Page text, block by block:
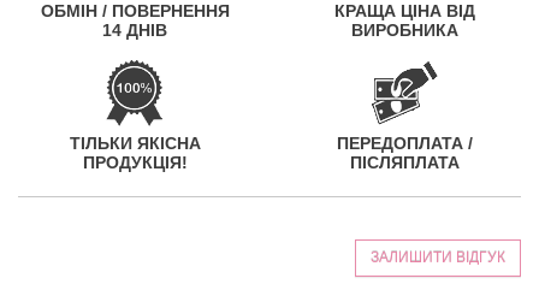
ОБМІН / ПОВЕРНЕННЯ
14 ДНІВ
КРАЩА ЦІНА ВІД
ВИРОБНИКА
ТІЛЬКИ ЯКІСНА
ПРОДУКЦІЯ!
ПЕРЕДОПЛАТА /
ПІСЛЯПЛАТА
ЗАЛИШИТИ ВІДГУК